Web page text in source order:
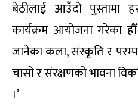
बेठीलाई आउँदो पुस्तामा
कार्यक्रम आयोजना गरेका
जानेका कला, संस्कृति र
चासो र संरक्षणको भावना
।’